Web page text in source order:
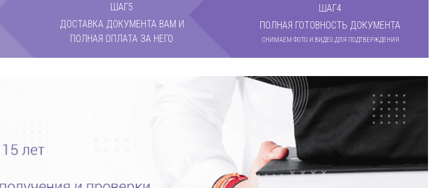
ШАГ5
ДОСТАВКА ДОКУМЕНТА ВАМ И
ПОЛНАЯ ОПЛАТА ЗА НЕГО
ШАГ4
ПОЛНАЯ ГОТОВНОСТЬ ДОКУМЕНТА
СНИМАЕМ ФОТО И ВИДЕО ДЛЯ ПОДТВЕРЖДЕНИЯ